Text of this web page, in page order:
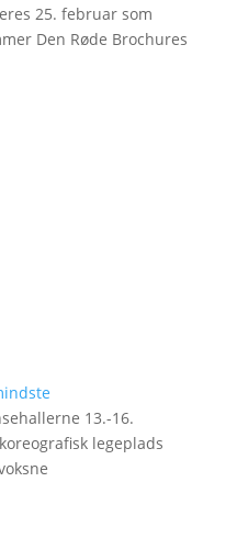
25. februar som
Den Røde Brochures
13.-16.
legeplads